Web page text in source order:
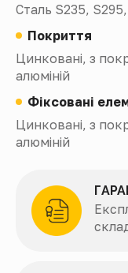
Сталь S235,
Покриття
Цинковані, з
алюміній
Фіксовані
Цинковані, з
алюміній